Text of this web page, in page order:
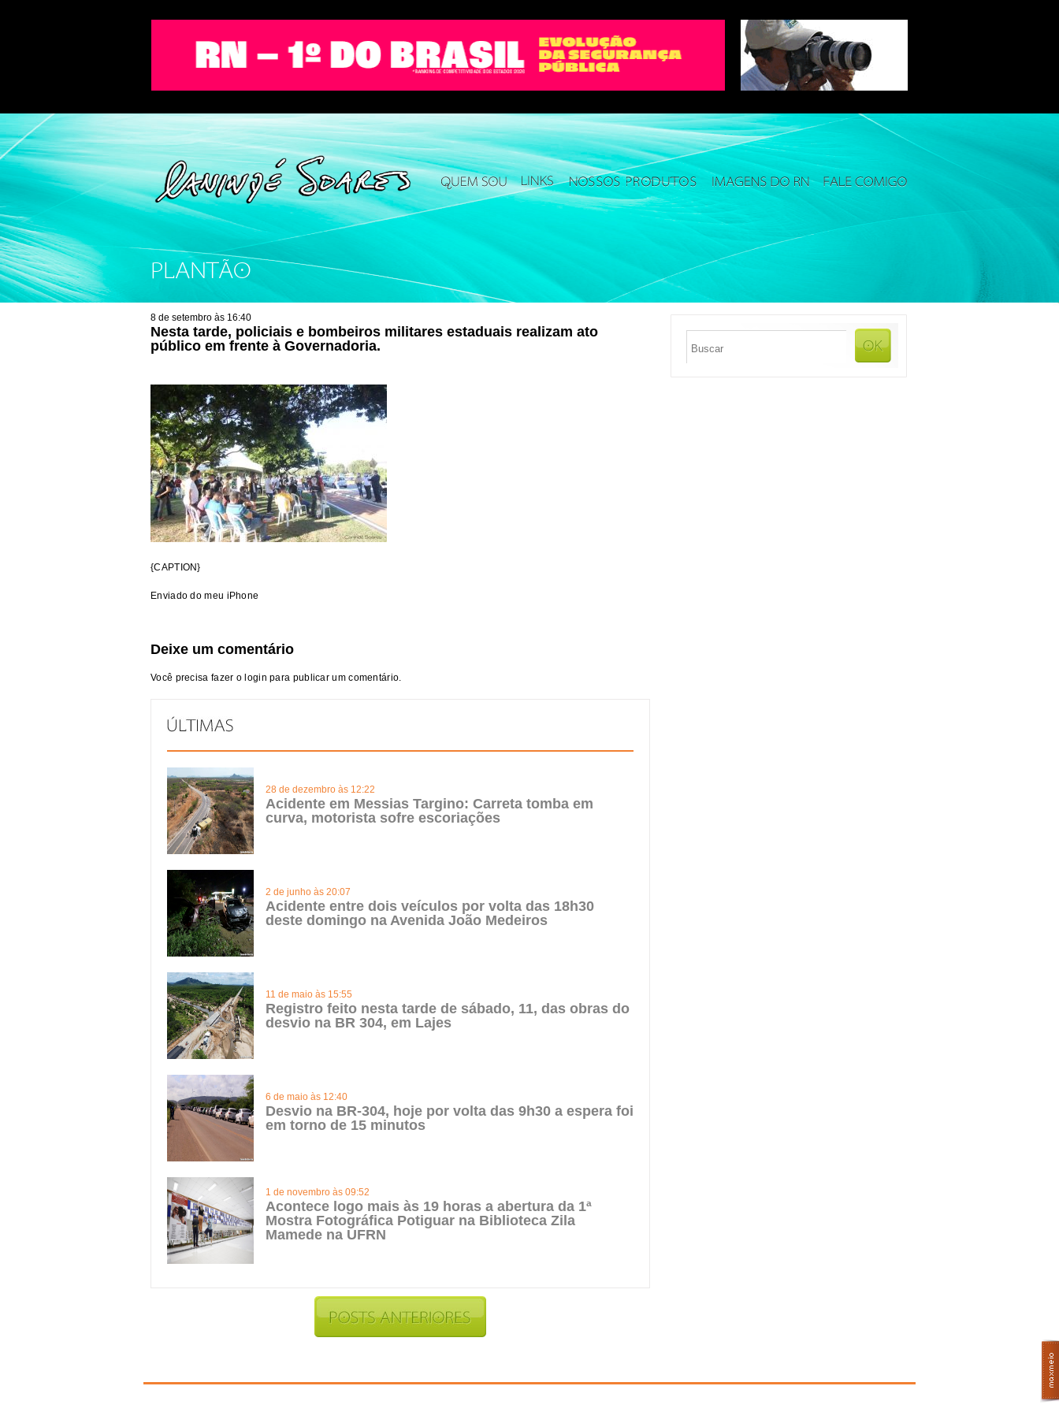
PLANTÃO
8 de setembro às 16:40
Nesta tarde, policiais e bombeiros militares estaduais realizam ato
público em frente à Governadoria.
{CAPTION}
Enviado do meu iPhone
Deixe um comentário
Você precisa fazer o login para publicar um comentário.
28 de dezembro às 12:22
Acidente em Messias Targino: Carreta tomba em
curva, motorista sofre escoriações
2 de junho às 20:07
Acidente entre dois veículos por volta das 18h30
deste domingo na Avenida João Medeiros
11 de maio às 15:55
Registro feito nesta tarde de sábado, 11, das obras do
desvio na BR 304, em Lajes
6 de maio às 12:40
Desvio na BR-304, hoje por volta das 9h30 a espera foi
em torno de 15 minutos
1 de novembro às 09:52
Acontece logo mais às 19 horas a abertura da 1ª
Mostra Fotográfica Potiguar na Biblioteca Zila
Mamede na UFRN